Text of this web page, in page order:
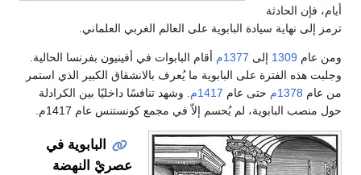
أيام، فإن الحادثة
ترمز إلى نهاية سيادة البابوية على العالم الغربي العلماني.
ومن عام 1309 إلى 1377م
أقام البابوات في أفينيون بفرنسا الحالية.
وجلبت هذه الفترة على البابوية ما يُعرف بالانشقاق الكبير الذي استمر
من عام 1378م حتى عام 1417م
. وشهد تنافسًا داخليًا بين الكرادلة
حول منصب البابوية، لم يُحسم إلاّ في مجمع كونستنس عام 1417م.
البابوية في
عصريْ النهضة